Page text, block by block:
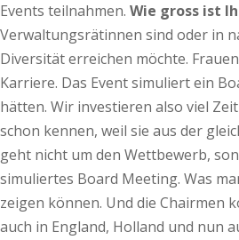
Events teilnahmen. Wie gross ist
Verwaltungsrätinnen sind oder in
Diversität erreichen möchte.
Karriere. Das Event simuliert ein
hätten. Wir investieren also viel
schon kennen, weil sie aus der
geht nicht um den Wettbewerb,
simuliertes Board Meeting. Was
zeigen können. Und die Chairmen
auch in England, Holland und nun